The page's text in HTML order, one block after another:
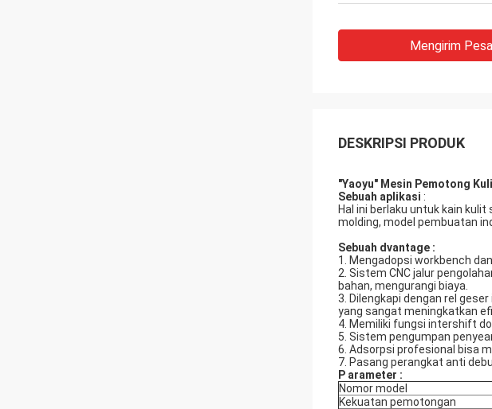
Mengirim
DESKRIPSI PRODUK
"Yaoyu" Mesin Pemotong
Sebuah aplikasi :
Hal ini berlaku untuk kain
molding, model pembuatan
Sebuah dvantage :
1. Mengadopsi workbench
2. Sistem CNC jalur
bahan, mengurangi biaya.
3. Dilengkapi dengan rel
yang sangat meningkatkan
4. Memiliki fungsi intershift
5. Sistem pengumpan
6. Adsorpsi profesional bisa
7. Pasang perangkat anti
P arameter :
Nomor model
Kekuatan pemotongan